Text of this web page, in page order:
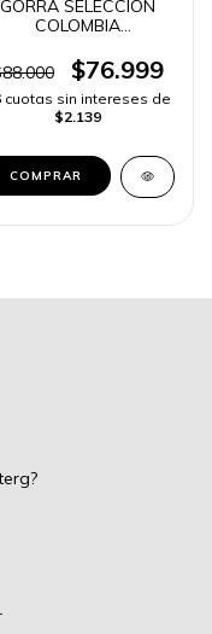
GORRA SELECCION
COLOMBIA
RAPIDO
$76.999
cuotas sin intereses de
$2.139